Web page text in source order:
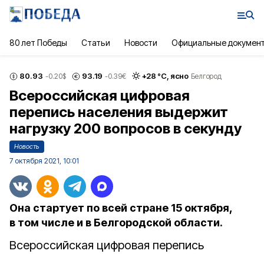
80 лет Победы Статьи Новости Официальные
80.93 -0.20$ 93.19 -0.39€ +28 °С, ясно Белгород
Всероссийская цифровая
перепись населения выдержит
нагрузку 200 вопросов в секунду
Новость
7 октября 2021, 10:01
Она стартует по всей стране 15 октября,
в том числе и в Белгородской области.
Всероссийская цифровая перепись